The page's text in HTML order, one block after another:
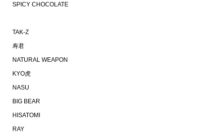
SPICY CHOCOLATE
TAK-Z
寿君
NATURAL WEAPON
KYO虎
NASU
BIG BEAR
HISATOMI
RAY